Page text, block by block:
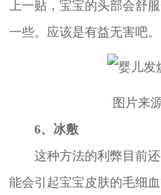
上一贴，宝宝的头部会舒
一些。应该是有益无害吧。
图片来
6、冰敷
这种方法的利弊目前还
能会引起宝宝皮肤的毛细